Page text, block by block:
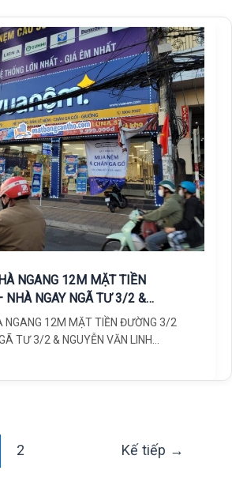
NGANG 12M MẶT TIỀN
NGAY NGÃ TƯ 3/2 &
LINH
NGANG 12M MẶT TIỀN ĐƯỜNG 3/2
TƯ 3/2 & NGUYỄN VĂN LINH
2 Kế tiếp →